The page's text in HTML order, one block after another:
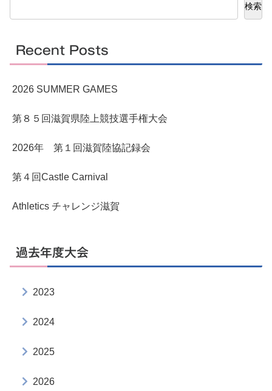
検索
Recent Posts
2026 SUMMER GAMES
第８５回滋賀県陸上競技選手権大会
2026年 第１回滋賀陸協記録会
第４回Castle Carnival
Athletics チャレンジ滋賀
過去年度大会
2023
2024
2025
2026